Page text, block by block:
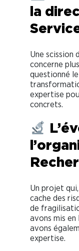
la
Une scission
concerne
questionné
expertise
concrets.
Un projet
cache des
de
avons mis
avons
expertise.